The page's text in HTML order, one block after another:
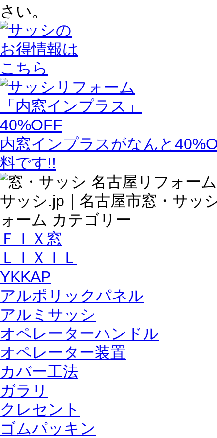
さい。
内窓インプラスがなんと
料です!!
ＦＩＸ窓
ＬＩＸＩＬ
YKKAP
アルポリックパネル
アルミサッシ
オペレーターハンドル
オペレーター装置
カバー工法
ガラリ
クレセント
ゴムパッキン